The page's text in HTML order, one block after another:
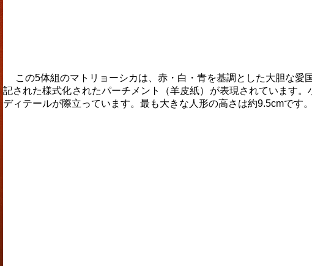
この5体組のマトリョーシカは、赤・白・青を基調とした大胆な
記された様式化されたパーチメント（羊皮紙）が表現されています
ディテールが際立っています。最も大きな人形の高さは約9.5cmです。